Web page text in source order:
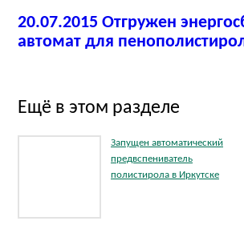
20.07.2015 Отгружен
автомат для
Ещё в этом разделе
Запущен автоматический
предвспениватель
полистирола в Иркутске